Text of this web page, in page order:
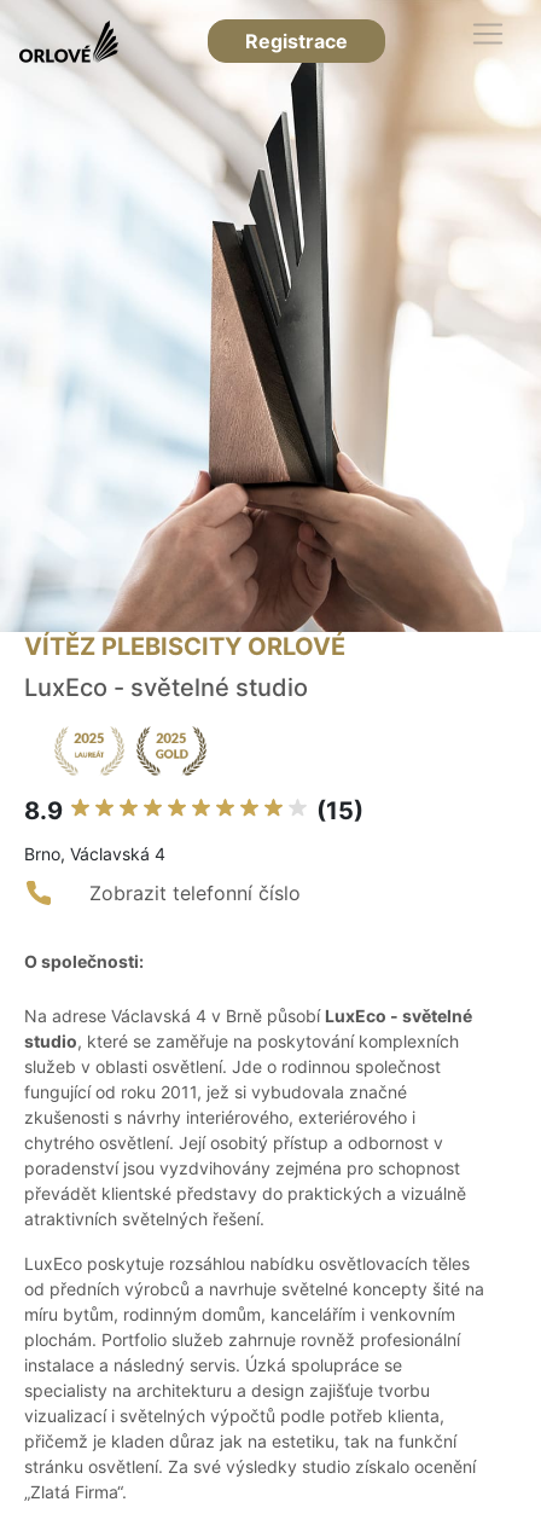
Registrace
VÍTĚZ PLEBISCITY ORLOVÉ
LuxEco - světelné studio
8.9 (15)
Brno, Václavská 4
Zobrazit telefonní číslo
O společnosti:
Na adrese Václavská 4 v Brně působí LuxEco - světelné
studio, které se zaměřuje na poskytování komplexních
služeb v oblasti osvětlení. Jde o rodinnou společnost
fungující od roku 2011, jež si vybudovala značné
zkušenosti s návrhy interiérového, exteriérového i
chytrého osvětlení. Její osobitý přístup a odbornost v
poradenství jsou vyzdvihovány zejména pro schopnost
převádět klientské představy do praktických a vizuálně
atraktivních světelných řešení.
LuxEco poskytuje rozsáhlou nabídku osvětlovacích těles
od předních výrobců a navrhuje světelné koncepty šité na
míru bytům, rodinným domům, kancelářím i venkovním
plochám. Portfolio služeb zahrnuje rovněž profesionální
instalace a následný servis. Úzká spolupráce se
specialisty na architekturu a design zajišťuje tvorbu
vizualizací i světelných výpočtů podle potřeb klienta,
přičemž je kladen důraz jak na estetiku, tak na funkční
stránku osvětlení. Za své výsledky studio získalo ocenění
„Zlatá Firma“.